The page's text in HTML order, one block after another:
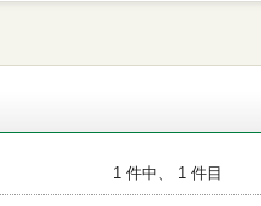
1 件中、 1 件目